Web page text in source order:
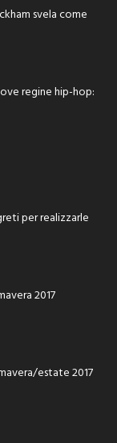
svela come
regine hip-hop:
per realizzarle
2017
estate 2017